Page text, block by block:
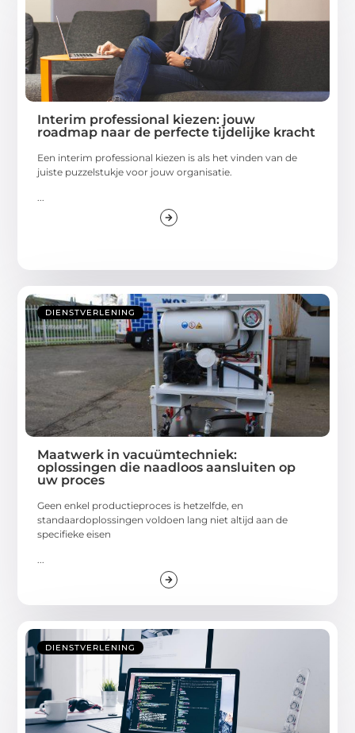
Interim professional kiezen: jouw
roadmap naar de perfecte tijdelijke kracht
Een interim professional kiezen is als het vinden van de
juiste puzzelstukje voor jouw organisatie.
DIENSTVERLENING
Maatwerk in vacuümtechniek:
oplossingen die naadloos aansluiten op
uw proces
Geen enkel productieproces is hetzelfde, en
standaardoplossingen voldoen lang niet altijd aan de
specifieke eisen
...
DIENSTVERLENING